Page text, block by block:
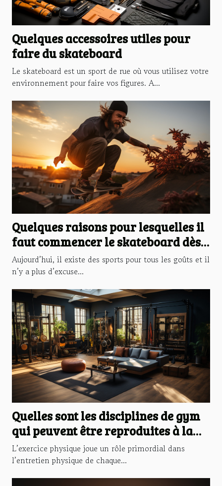
Quelques accessoires utiles pour
faire du skateboard
Le skateboard est un sport de rue où vous utilisez votre
environnement pour faire vos figures. A...
Quelques raisons pour lesquelles il
faut commencer le skateboard dès
maintenant
Aujourd’hui, il existe des sports pour tous les goûts et il
n’y a plus d’excuse...
Quelles sont les disciplines de gym
qui peuvent être reproduites à la
maison?
L’exercice physique joue un rôle primordial dans
l’entretien physique de chaque...